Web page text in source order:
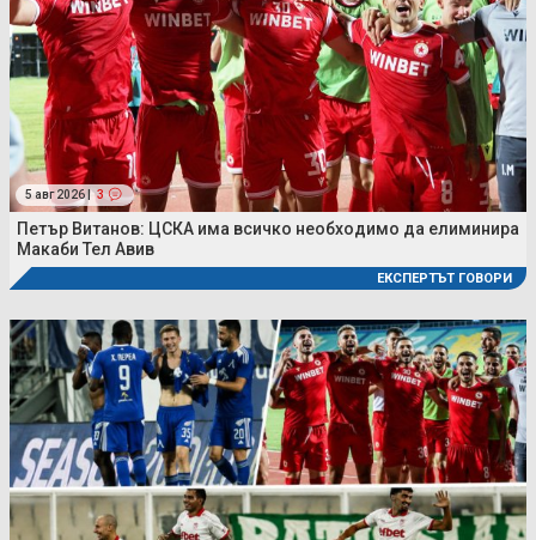
5 авг 2026 | 3
Петър Витанов: ЦСКА има всичко необходимо да елиминира
Макаби Тел Авив
ЕКСПЕРТЪТ ГОВОРИ